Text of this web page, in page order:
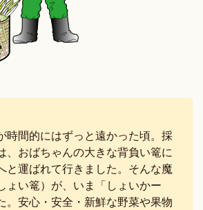
時間的にはずっと遠かった頃。採
、おばちゃんの大きな背負い篭に
と運ばれて行きました。そんな魔
ょい篭）が、いま「しょいかー
。安心・安全・新鮮な野菜や果物